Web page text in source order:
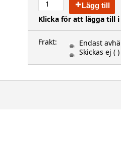
Lägg till
Klicka för att lägga till
Frakt: Endast
Skickas ej ( )